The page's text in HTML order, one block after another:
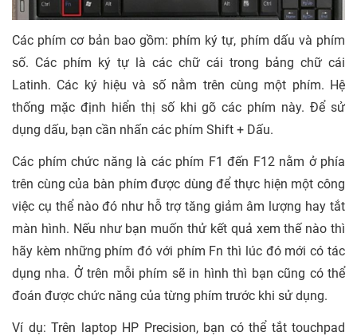
Các phím cơ bản bao gồm: phím ký tự, phím dấu và phím
số. Các phím ký tự là các chữ cái trong bảng chữ cái
Latinh. Các ký hiệu và số nằm trên cùng một phím. Hệ
thống mặc định hiển thị số khi gõ các phím này. Để sử
dụng dấu, bạn cần nhấn các phím Shift + Dấu.
Các phím chức năng là các phím F1 đến F12 nằm ở phía
trên cùng của bàn phím được dùng để thực hiện một công
việc cụ thể nào đó như hỗ trợ tăng giảm âm lượng hay tắt
màn hình. Nếu như bạn muốn thử kết quả xem thế nào thì
hãy kèm những phím đó với phím Fn thì lúc đó mới có tác
dụng nha. Ở trên mỗi phím sẽ in hình thì bạn cũng có thể
đoán được chức năng của từng phím trước khi sử dụng.
Ví dụ: Trên laptop HP Precision, bạn có thể tắt touchpad